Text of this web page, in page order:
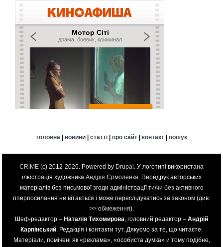
головна| новини| статті| про сайт| контакт| пошук
CRiME (c) 2012-2026. Powered by Drupal. У логотипі використана
ілюстрація художника Андрія Єрмоленка. Передрук авторських
матеріалів без письмової згоди адміністрації ти/чи без активного
гіперпосилання не вітається і може переслідуватись за законом (див.
>> обмеження).
Шеф-редактор – Наталія Тихомирова, головний редактор – Андрій
Карпінський. Редакція і контакти тут. Дякуємо за те, що читаєте.
Матеріали, помічені як «реклама», «особиста думка» и тому подібне,